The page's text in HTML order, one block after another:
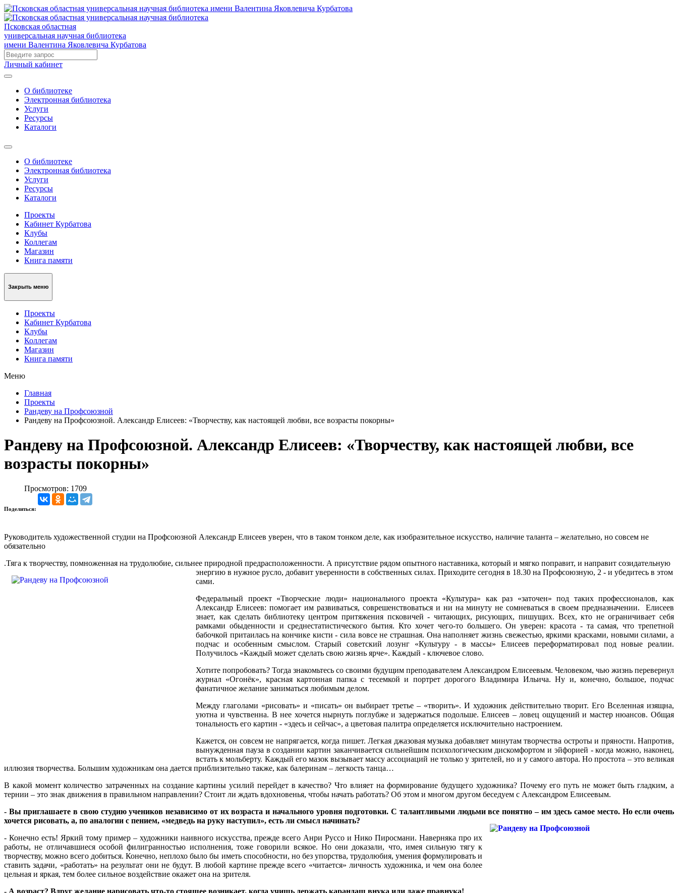
Псковская областная
универсальная научная библиотека
имени Валентина Яковлевича Курбатова
Личный кабинет
О библиотеке
Электронная библиотека
Услуги
Ресурсы
Каталоги
О библиотеке
Электронная библиотека
Услуги
Ресурсы
Каталоги
Проекты
Кабинет Курбатова
Клубы
Коллегам
Магазин
Книга памяти
Закрыть меню
Проекты
Кабинет Курбатова
Клубы
Коллегам
Магазин
Книга памяти
Меню
Главная
Проекты
Рандеву на Профсоюзной
Рандеву на Профсоюзной. Александр Елисеев: «Творчеству, как настоящей любви, все возрасты покорны»
Рандеву на Профсоюзной. Александр Елисеев: «Творчеству, как настоящей любви, все
возрасты покорны»
Просмотров: 1709
Поделиться:
Руководитель художественной студии на Профсоюзной Александр Елисеев уверен, что в таком тонком деле, как изобразительное искусство, наличие таланта – желательно, но совсем не
обязательно
.Тяга к творчеству, помноженная на трудолюбие, сильнее природной предрасположенности. А присутствие рядом опытного наставника, который и мягко поправит, и направит созидательную
энергию в нужное русло, добавит уверенности в собственных силах. Приходите сегодня в 18.30 на Профсоюзную, 2 - и убедитесь в этом
сами.
Федеральный проект «Творческие люди» национального проекта «Культура» как раз «заточен» под таких профессионалов, как
Александр Елисеев: помогает им развиваться, соврешенствоваться и ни на минуту не сомневаться в своем предназначении. Елисеев
знает, как сделать библиотеку центром притяжения псковичей - читающих, рисующих, пишущих. Всех, кто не ограничивает себя
рамками обыденности и среднестатистического бытия. Кто хочет чего-то большего. Он уверен: красота - та самая, что трепетной
бабочкой притаилась на кончике кисти - сила вовсе не страшная. Она наполняет жизнь свежестью, яркими красками, новыми силами, а
подчас и особенным смыслом. Старый советский лозунг «Культуру - в массы» Елисеев переформатировал под новые реалии.
Получилось «Каждый может сделать свою жизнь ярче». Каждый - ключевое слово.
Хотите попробовать? Тогда знакомьтесь со своими будущим преподавателем Александром Елисеевым. Человеком, чью жизнь перевернул
журнал «Огонёк», красная картонная папка с тесемкой и портрет дорогого Владимира Ильича. Ну и, конечно, большое, подчас
фанатичное желание заниматься любимым делом.
Между глаголами «рисовать» и «писать» он выбирает третье – «творить». И художник действительно творит. Его Вселенная изящна,
уютна и чувственна. В нее хочется нырнуть поглубже и задержаться подольше. Елисеев – ловец ощущений и мастер нюансов. Общая
тональность его картин - «здесь и сейчас», а цветовая палитра определяется исключительно настроением.
Кажется, он совсем не напрягается, когда пишет. Легкая джазовая музыка добавляет минутам творчества остроты и пряности. Напротив,
вынужденная пауза в создании картин заканчивается сильнейшим психологическим дискомфортом и эйфорией - когда можно, наконец,
встать к мольберту. Каждый его мазок вызывает массу ассоциаций не только у зрителей, но и у самого автора. Но простота – это великая
иллюзия творчества. Большим художникам она дается приблизительно также, как балеринам – легкость танца…
В какой момент количество затраченных на создание картины усилий перейдет в качество? Что влияет на формирование будущего художника? Почему его путь не может быть гладким, а
тернии – это знак движения в правильном направлении? Стоит ли ждать вдохновенья, чтобы начать работать? Об этом и многом другом беседуем с Александром Елисеевым.
- Вы приглашаете в свою студию учеников независимо от их возраста и начального уровня подготовки. С талантливыми людьми все понятно – им здесь самое место. Но если очень
хочется рисовать, а, по аналогии с пением, «медведь на руку наступил», есть ли смысл начинать?
- Конечно есть! Яркий тому пример – художники наивного искусства, прежде всего Анри Руссо и Нико Пиросмани. Наверняка про их
работы, не отличавшиеся особой филигранностью исполнения, тоже говорили всякое. Но они доказали, что, имея сильную тягу к
творчеству, можно всего добиться. Конечно, неплохо было бы иметь способности, но без упорства, трудолюбия, умения формулировать и
ставить задачи, «работать» на результат они не будут. В любой картине прежде всего «читается» личность художника, и чем она более
цельная и яркая, тем более сильное воздействие окажет она на зрителя.
- А возраст? Вдруг желание нарисовать что-то стоящее возникает, когда учишь держать карандаш внука или даже правнука!